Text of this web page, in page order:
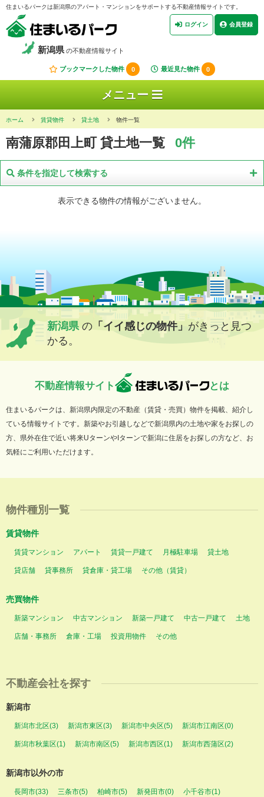
住まいるパークは新潟県のアパート・マンションをサポートする不動産情報サイトです。
新潟県の不動産情報サイト
ログイン 会員登録
ブックマークした物件 0 最近見た物件 0
メニュー
ホーム 賃貸物件 貸土地 物件一覧
南蒲原郡田上町 貸土地一覧 0件
条件を指定して検索する
表示できる物件の情報がございません。
新潟県の 「イイ感じの物件」 がきっと見つ
かる。
不動産情報サイト とは
住まいるパークは、新潟県内限定の不動産（賃貸・売買）物件を掲載、紹介し
ている情報サイトです。新築やお引越しなどで新潟県内の土地や家をお探しの
方、県外在住で近い将来UターンやIターンで新潟に住居をお探しの方など、お
気軽にご利用いただけます。
物件種別一覧
賃貸物件
賃貸マンション アパート 賃貸一戸建て 月極駐車場 貸土地
貸店舗 貸事務所 貸倉庫・貸工場 その他（賃貸）
売買物件
新築マンション 中古マンション 新築一戸建て 中古一戸建て 土地
店舗・事務所 倉庫・工場 投資用物件 その他
不動産会社を探す
新潟市
新潟市北区(3) 新潟市東区(3) 新潟市中央区(5) 新潟市江南区(0)
新潟市秋葉区(1) 新潟市南区(5) 新潟市西区(1) 新潟市西蒲区(2)
新潟市以外の市
長岡市(33) 三条市(5) 柏崎市(5) 新発田市(0) 小千谷市(1)